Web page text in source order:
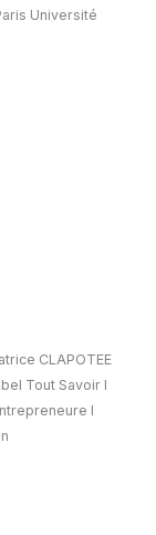
Université
CLAPOTEE
Tout Savoir I
I